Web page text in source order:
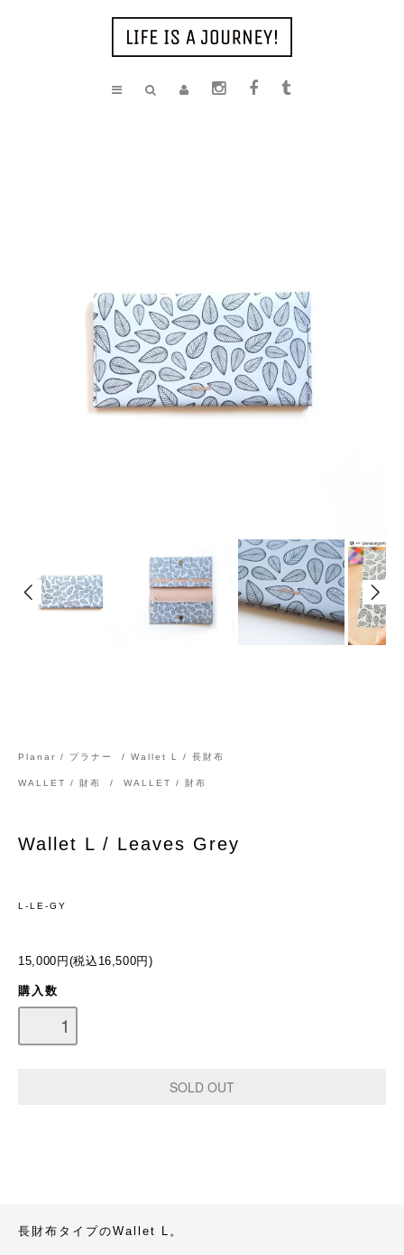
Planar / プラナー / Wallet L / 長財布
WALLET / 財布 / WALLET / 財布
Wallet L / Leaves Grey
L-LE-GY
15,000円(税込16,500円)
購入数
長財布タイプのWallet L。